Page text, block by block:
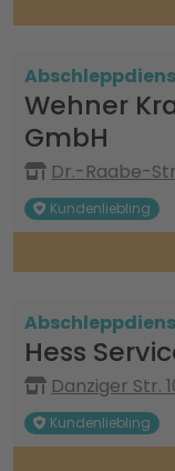
Wehner
GmbH
Dr.-Raabe-
Kundenliebling
Hess
Danziger Str.
Kundenliebling